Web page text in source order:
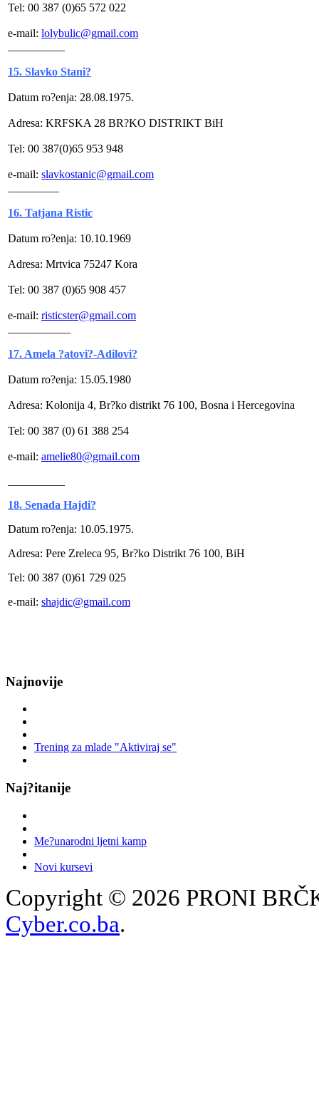
Tel: 00 387 (0)65 572 022
e-mail: lolybulic@gmail.com
15. Slavko Stani?
Datum ro?enja: 28.08.1975.
Adresa: KRFSKA 28 BR?KO DISTRIKT BiH
Tel: 00 387(0)65 953 948
e-mail: slavkostanic@gmail.com
16. Tatjana Ristic
Datum ro?enja: 10.10.1969
Adresa: Mrtvica 75247 Kora
Tel: 00 387 (0)65 908 457
e-mail: risticster@gmail.com
17. Amela ?atovi?-Adilovi?
Datum ro?enja: 15.05.1980
Adresa: Kolonija 4, Br?ko distrikt 76 100, Bosna i Hercegovina
Tel: 00 387 (0) 61 388 254
e-mail: amelie80@gmail.com
18. Senada Hajdi?
Datum ro?enja: 10.05.1975.
Adresa: Pere Zreleca 95, Br?ko Distrikt 76 100, BiH
Tel: 00 387 (0)61 729 025
e-mail: shajdic@gmail.com
Najnovije
Trening za mlade "Aktiviraj se"
Naj?itanije
Me?unarodni ljetni kamp
Novi kursevi
Copyright © 2026 PRONI
Cyber.co.ba.